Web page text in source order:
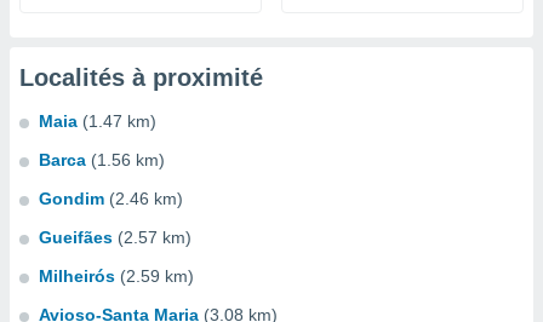
Localités à proximité
Maia (1.47 km)
Barca (1.56 km)
Gondim (2.46 km)
Gueifães (2.57 km)
Milheirós (2.59 km)
Avioso-Santa Maria (3.08 km)